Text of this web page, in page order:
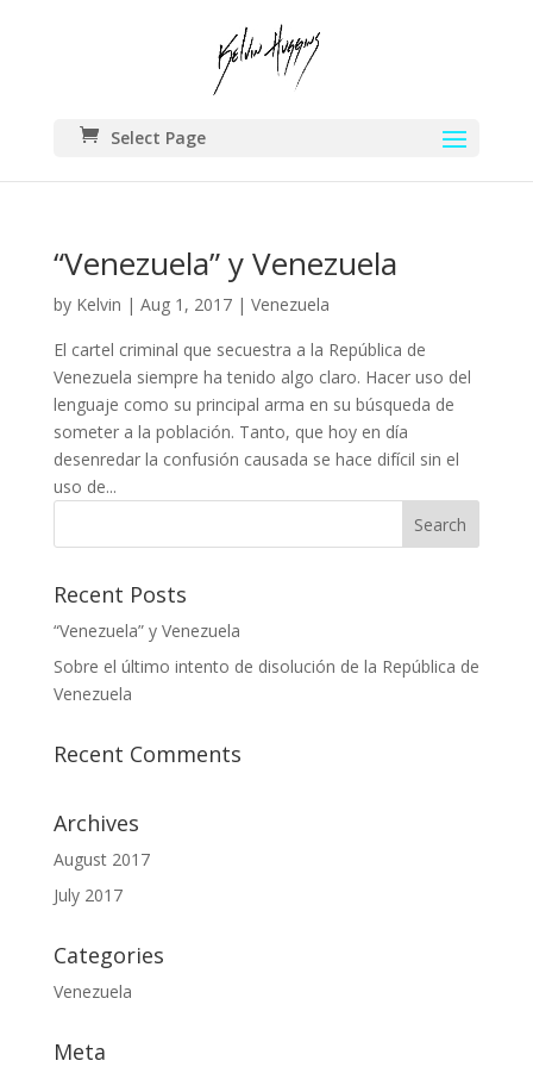
Select Page
“Venezuela” y Venezuela
by Kelvin | Aug 1, 2017| Venezuela
El cartel criminal que secuestra a la República de
Venezuela siempre ha tenido algo claro. Hacer uso del
lenguaje como su principal arma en su búsqueda de
someter a la población. Tanto, que hoy en día
desenredar la confusión causada se hace difícil sin el
uso de...
Recent Posts
“Venezuela” y Venezuela
Sobre el último intento de disolución de la República de
Venezuela
Recent Comments
Archives
August 2017
July 2017
Categories
Venezuela
Meta